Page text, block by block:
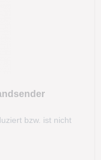
bzw. ist nicht